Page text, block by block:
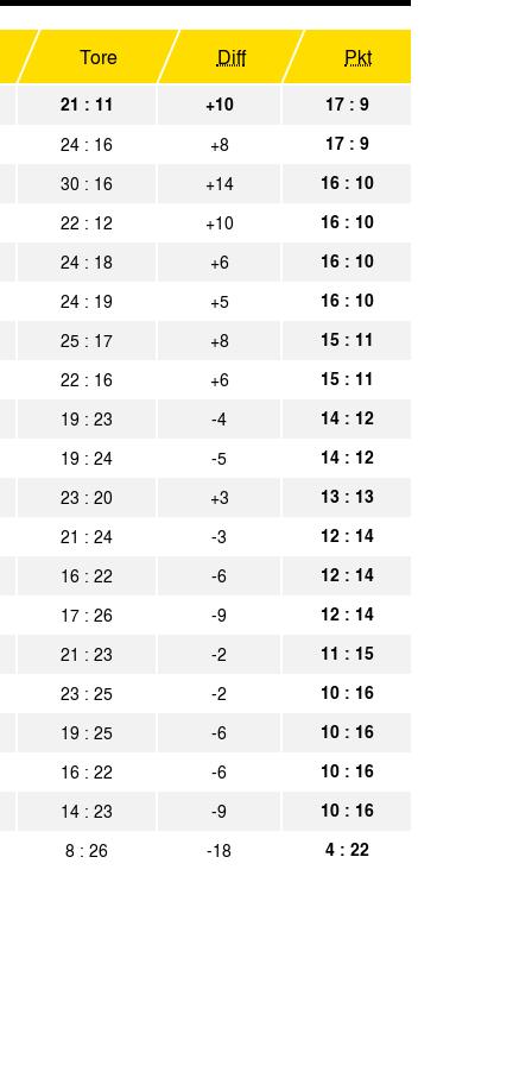
Oberhausen
Spielbericht
Aachen
Spielbericht
Braunschweig
Spielbericht
Aachen
Spielbericht
Spielbericht
Aachen
Spielbericht
Spielbericht
Spielbericht
Aachen
Spielbericht
Kassel
Spielbericht
Spielbericht
BSC Berlin
Spielbericht
Aachen
Spielbericht
Aachen
Tore Diff Pkt
21 : 11 +10 17 : 9
24 : 16 +8 17 : 9
30 : 16 +14 16 : 10
22 : 12 +10 16 : 10
24 : 18 +6 16 : 10
24 : 19 +5 16 : 10
25 : 17 +8 15 : 11
22 : 16 +6 15 : 11
19 : 23 -4 14 : 12
19 : 24 -5 14 : 12
23 : 20 +3 13 : 13
21 : 24 -3 12 : 14
16 : 22 -6 12 : 14
17 : 26 -9 12 : 14
21 : 23 -2 11 : 15
23 : 25 -2 10 : 16
19 : 25 -6 10 : 16
16 : 22 -6 10 : 16
14 : 23 -9 10 : 16
8 : 26 -18 4 : 22